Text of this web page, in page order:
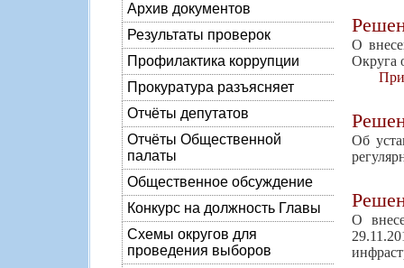
Архив документов
Результаты проверок
Профилактика коррупции
Прокуратура разъясняет
Отчёты депутатов
Отчёты Общественной
палаты
Общественное обсуждение
Конкурс на должность Главы
Схемы округов для
проведения выборов
О
Округа
Об
О